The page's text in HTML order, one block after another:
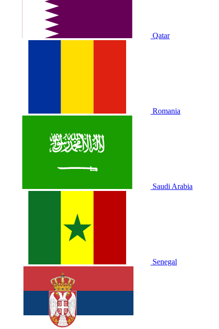
Qatar
Romania
Saudi Arabia
Senegal